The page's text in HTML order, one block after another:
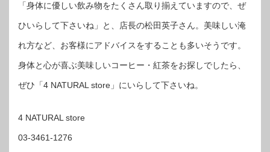
「身体に優しい飲み物をたくさん取り揃えていますので、ぜ
ひいらして下さいね」と、店長の松田英子さん。美味しい淹
れ方など、お客様にアドバイスをすることも多いそうです。
身体と心が喜ぶ美味しいコーヒー・紅茶をお探しでしたら、
ぜひ「4 NATURAL store」にいらして下さいね。
4 NATURAL store
03-3461-1276